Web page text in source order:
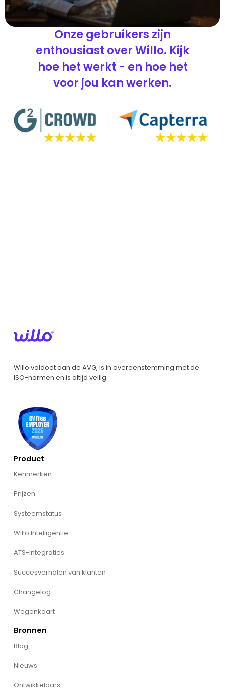
Onze gebruikers zijn
enthousiast over Willo. Kijk
hoe het werkt - en hoe het
voor jou kan werken.
Willo voldoet aan de AVG, is in overeenstemming met de
ISO-normen en is altijd veilig.
Product
Kenmerken
Prijzen
Systeemstatus
Willo Intelligentie
ATS-integraties
Succesverhalen van klanten
Changelog
Wegenkaart
Bronnen
Blog
Nieuws
Ontwikkelaars